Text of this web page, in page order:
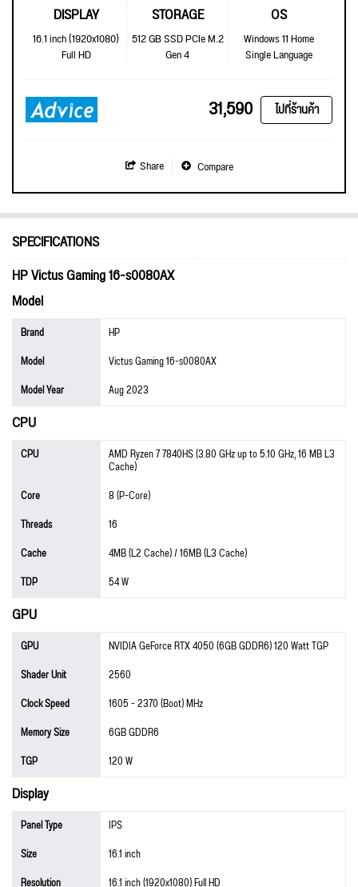
DISPLAY
16.1 inch (1920x1080)
Full HD
STORAGE
512 GB SSD PCIe M.2
Gen 4
OS
Windows 11 Home
Single Language
31,590 ไปที่ร้านค้า
Share Compare
SPECIFICATIONS
HP Victus Gaming 16-s0080AX
Model
Brand
HP
Model
Victus Gaming 16-s0080AX
Model Year
Aug 2023
CPU
CPU AMD Ryzen 7 7840HS (3.80 GHz up to 5.10 GHz, 16 MB L3
Cache)
Core
8 (P-Core)
Threads
16
Cache
4MB (L2 Cache) / 16MB (L3 Cache)
TDP
54 W
GPU
GPU
NVIDIA GeForce RTX 4050 (6GB GDDR6) 120 Watt TGP
Shader Unit
2560
Clock Speed
1605 - 2370 (Boot) MHz
Memory Size
6GB GDDR6
TGP
120 W
Display
Panel Type
IPS
Size
16.1 inch